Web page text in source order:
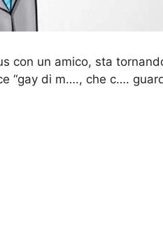
con un amico, sta
“gay di m…., che c….